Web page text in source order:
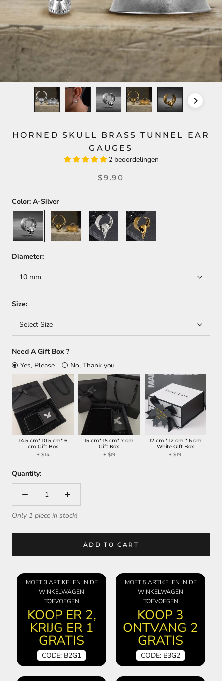
HORNED SKULL BRASS TUNNEL EAR
GAUGES
2 beoordelingen
$9.90
Color: A-Silver
A-
Silver
A-
Gold
B-
Silver
B-
Gold
Diameter:
10 mm
Size:
Select Size
Need A Gift Box ?
Yes, Please
No, Thank you
14.5 cm* 10.5 cm* 6
cm Gift Box
+$14
15 cm* 15 cm* 7 cm
Gift Box
+ $19
12 cm * 12 cm * 6 cm
White Gift Box
+$19
Quantity:
Only 1 piece in stock!
ADD TO CART
MOET 3 ARTIKELEN IN DE
WINKELWAGEN
TOEVOEGEN
KOOP ER 2,
KRIJG ER 1
GRATIS
CODE: B2G1
MOET 5 ARTIKELEN IN DE
WINKELWAGEN
TOEVOEGEN
KOOP 3
ONTVANG 2
GRATIS
CODE: B3G2